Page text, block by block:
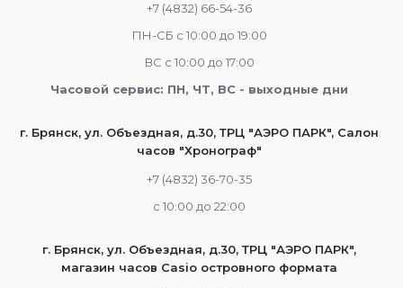
+7 (4832) 66-54-36
ПН-СБ с 10:00 до 19:00
ВС с 10:00 до 17:00
Часовой сервис: ПН, ЧТ, ВС - выходные дни
г. Брянск, ул. Объездная, д.30, ТРЦ "АЭРО ПАРК", Салон
часов "Хронограф"
+7 (4832) 36-70-35
c 10:00 до 22:00
г. Брянск, ул. Объездная, д.30, ТРЦ "АЭРО ПАРК",
магазин часов Casio островного формата